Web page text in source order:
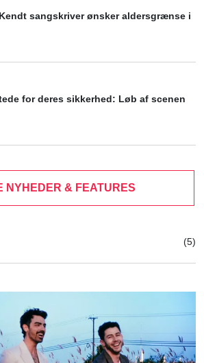
sangskriver ønsker aldersgrænse i
for deres sikkerhed: Løb af scenen
NYHEDER & FEATURES
(5)